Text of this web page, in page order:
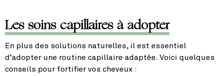
Les soins capillaires à adopter
En plus des solutions naturelles, il est essentiel
d’adopter une routine capillaire adaptée. Voici quelques
conseils pour fortifier vos cheveux :